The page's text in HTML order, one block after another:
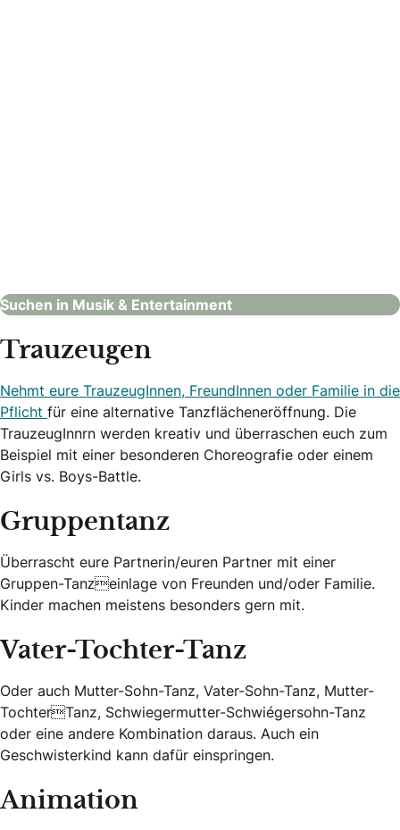
Suchen in Musik & Entertainment
Trauzeugen
Nehmt eure TrauzeugInnen, FreundInnen oder Familie in die
Pflicht für eine alternative Tanzflächeneröffnung. Die
TrauzeugInnrn werden kreativ und überraschen euch zum
Beispiel mit einer besonderen Choreografie oder einem
Girls vs. Boys-Battle.
Gruppentanz
Überrascht eure Partnerin/euren Partner mit einer
Gruppen-Tanzeinlage von Freunden und/oder Familie.
Kinder machen meistens besonders gern mit.
Vater-Tochter-Tanz
Oder auch Mutter-Sohn-Tanz, Vater-Sohn-Tanz, Mutter-
TochterTanz, Schwiegermutter-Schwiegersohn-Tanz
oder eine andere Kombination daraus. Auch ein
Geschwisterkind kann dafür einspringen.
Animation